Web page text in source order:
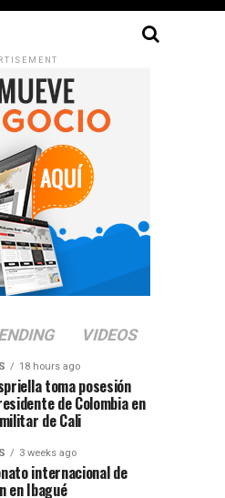
VIDEOS
18 hours ago
toma posesión
de Colombia en
de Cali
3 weeks ago
internacional de
en Ibagué